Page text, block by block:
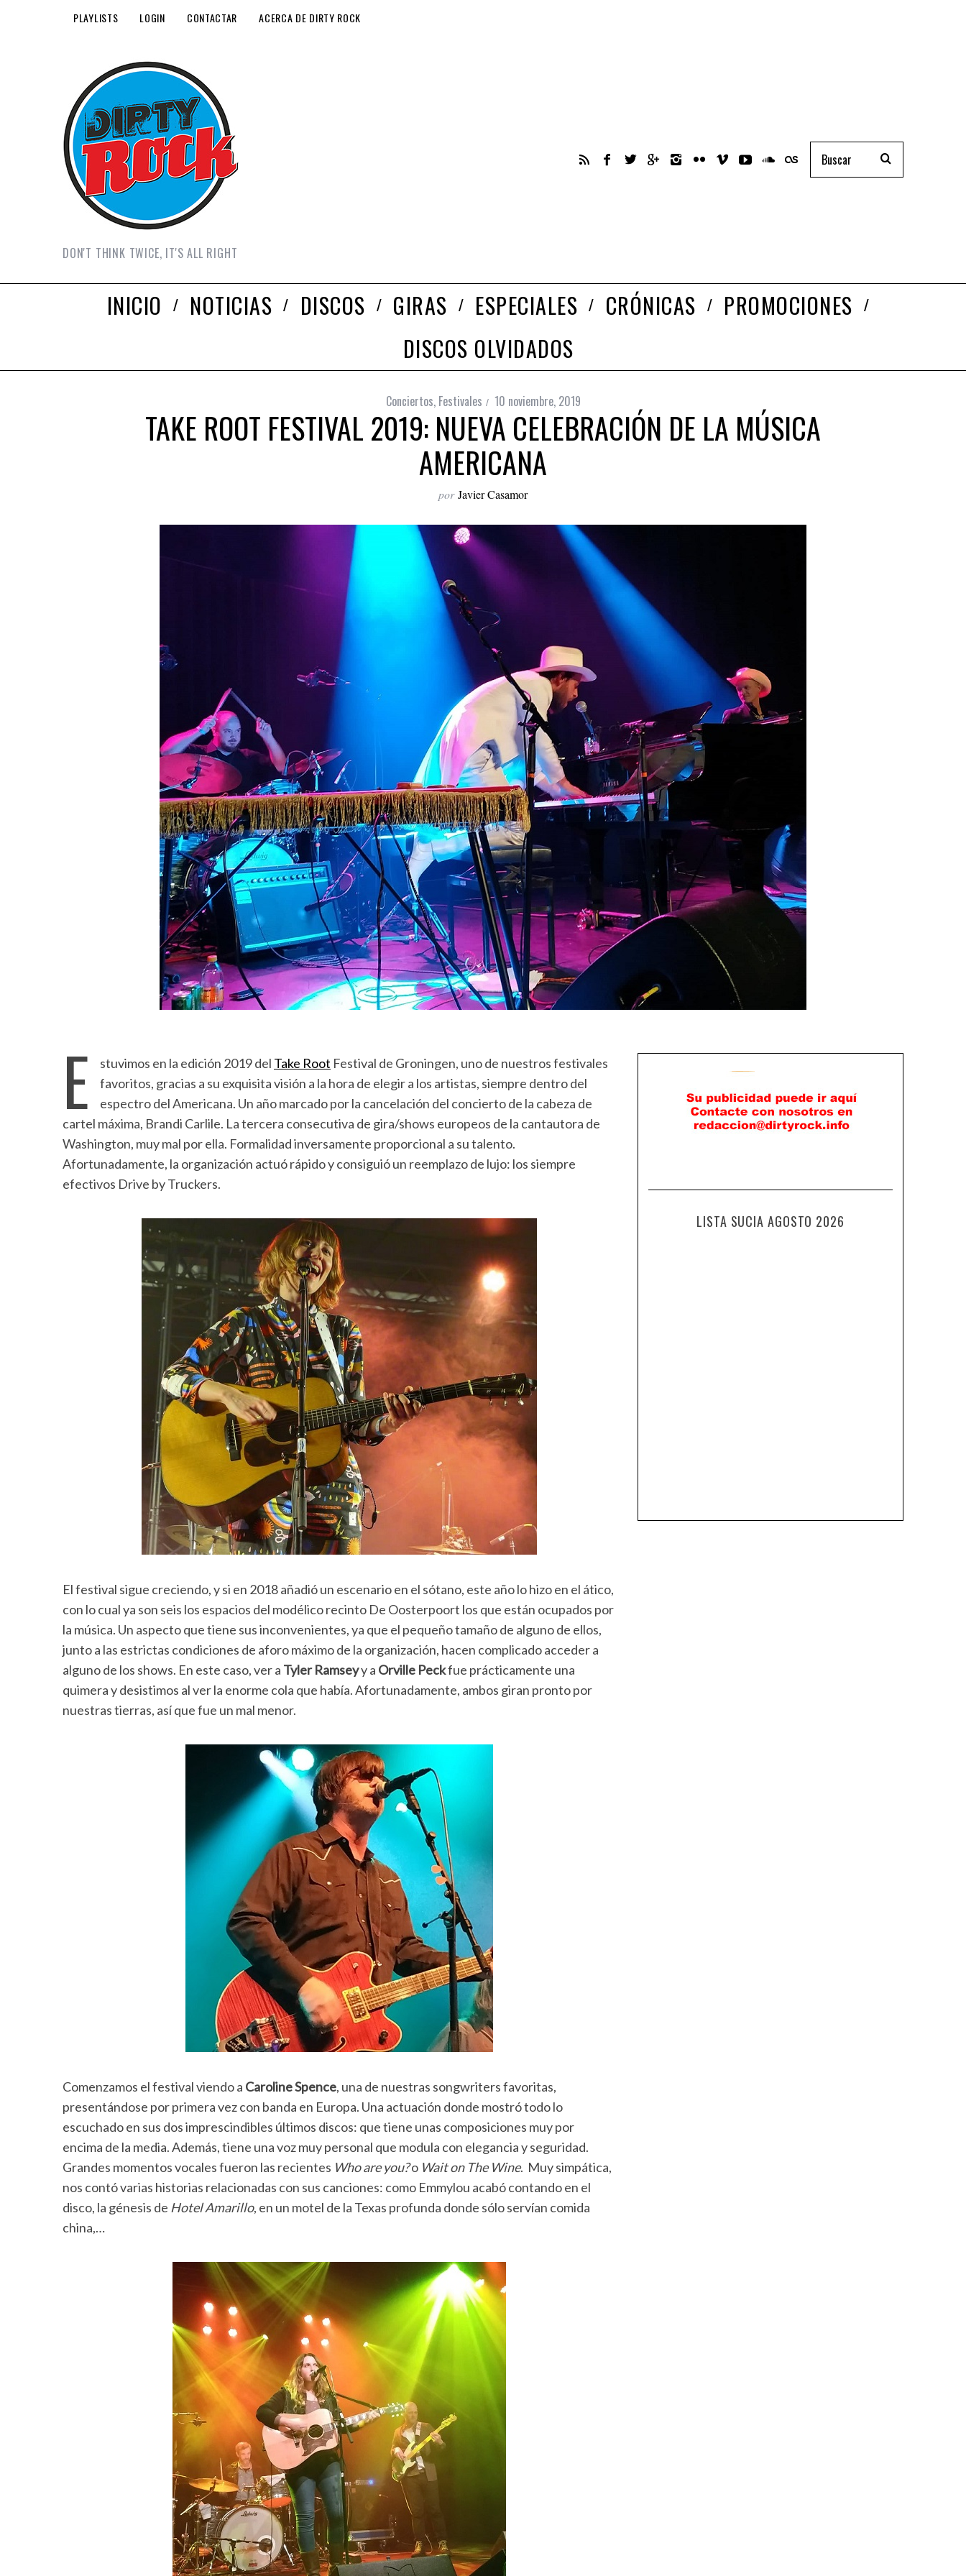
PLAYLISTS LOGIN CONTACTAR ACERCA DE DIRTY ROCK
DON'T THINK TWICE, IT'S ALL RIGHT
INICIO NOTICIAS DISCOS GIRAS ESPECIALES CRÓNICAS
PROMOCIONES
DISCOS OLVIDADOS
Conciertos, Festivales 10 noviembre, 2019
TAKE ROOT FESTIVAL 2019: NUEVA CELEBRACIÓN DE LA MÚSICA
AMERICANA
por Javier Casamor
E stuvimos en la edición 2019 del Take Root Festival de Groningen, uno de nuestros festivales
favoritos, gracias a su exquisita visión a la hora de elegir a los artistas, siempre dentro del
espectro del Americana. Un año marcado por la cancelación del concierto de la cabeza de
cartel máxima, Brandi Carlile. La tercera consecutiva de gira/shows europeos de la cantautora de
Washington, muy mal por ella. Formalidad inversamente proporcional a su talento.
Afortunadamente, la organización actuó rápido y consiguió un reemplazo de lujo: los siempre
efectivos Drive by Truckers.
El festival sigue creciendo, y si en 2018 añadió un escenario en el sótano, este año lo hizo en el ático,
con lo cual ya son seis los espacios del modélico recinto De Oosterpoort los que están ocupados por
la música. Un aspecto que tiene sus inconvenientes, ya que el pequeño tamaño de alguno de ellos,
junto a las estrictas condiciones de aforo máximo de la organización, hacen complicado acceder a
alguno de los shows. En este caso, ver a Tyler Ramseyy a Orville Peckfue prácticamente una
quimera y desistimos al ver la enorme cola que había. Afortunadamente, ambos giran pronto por
nuestras tierras, así que fue un mal menor.
Comenzamos el festival viendo a Caroline Spence, una de nuestras songwriters favoritas,
presentándose por primera vez con banda en Europa. Una actuación donde mostró todo lo
escuchado en sus dos imprescindibles últimos discos: que tiene unas composiciones muy por
encima de la media. Además, tiene una voz muy personal que modula con elegancia y seguridad.
Grandes momentos vocales fueron las recientes Who are you?o Wait on The Wine. Muy simpática,
nos contó varias historias relacionadas con sus canciones: como Emmylou acabó contando en el
disco, la génesis de Hotel Amarillo, en un motel de la Texas profunda donde sólo servían comida
china,…
LISTA SUCIA AGOSTO 2026